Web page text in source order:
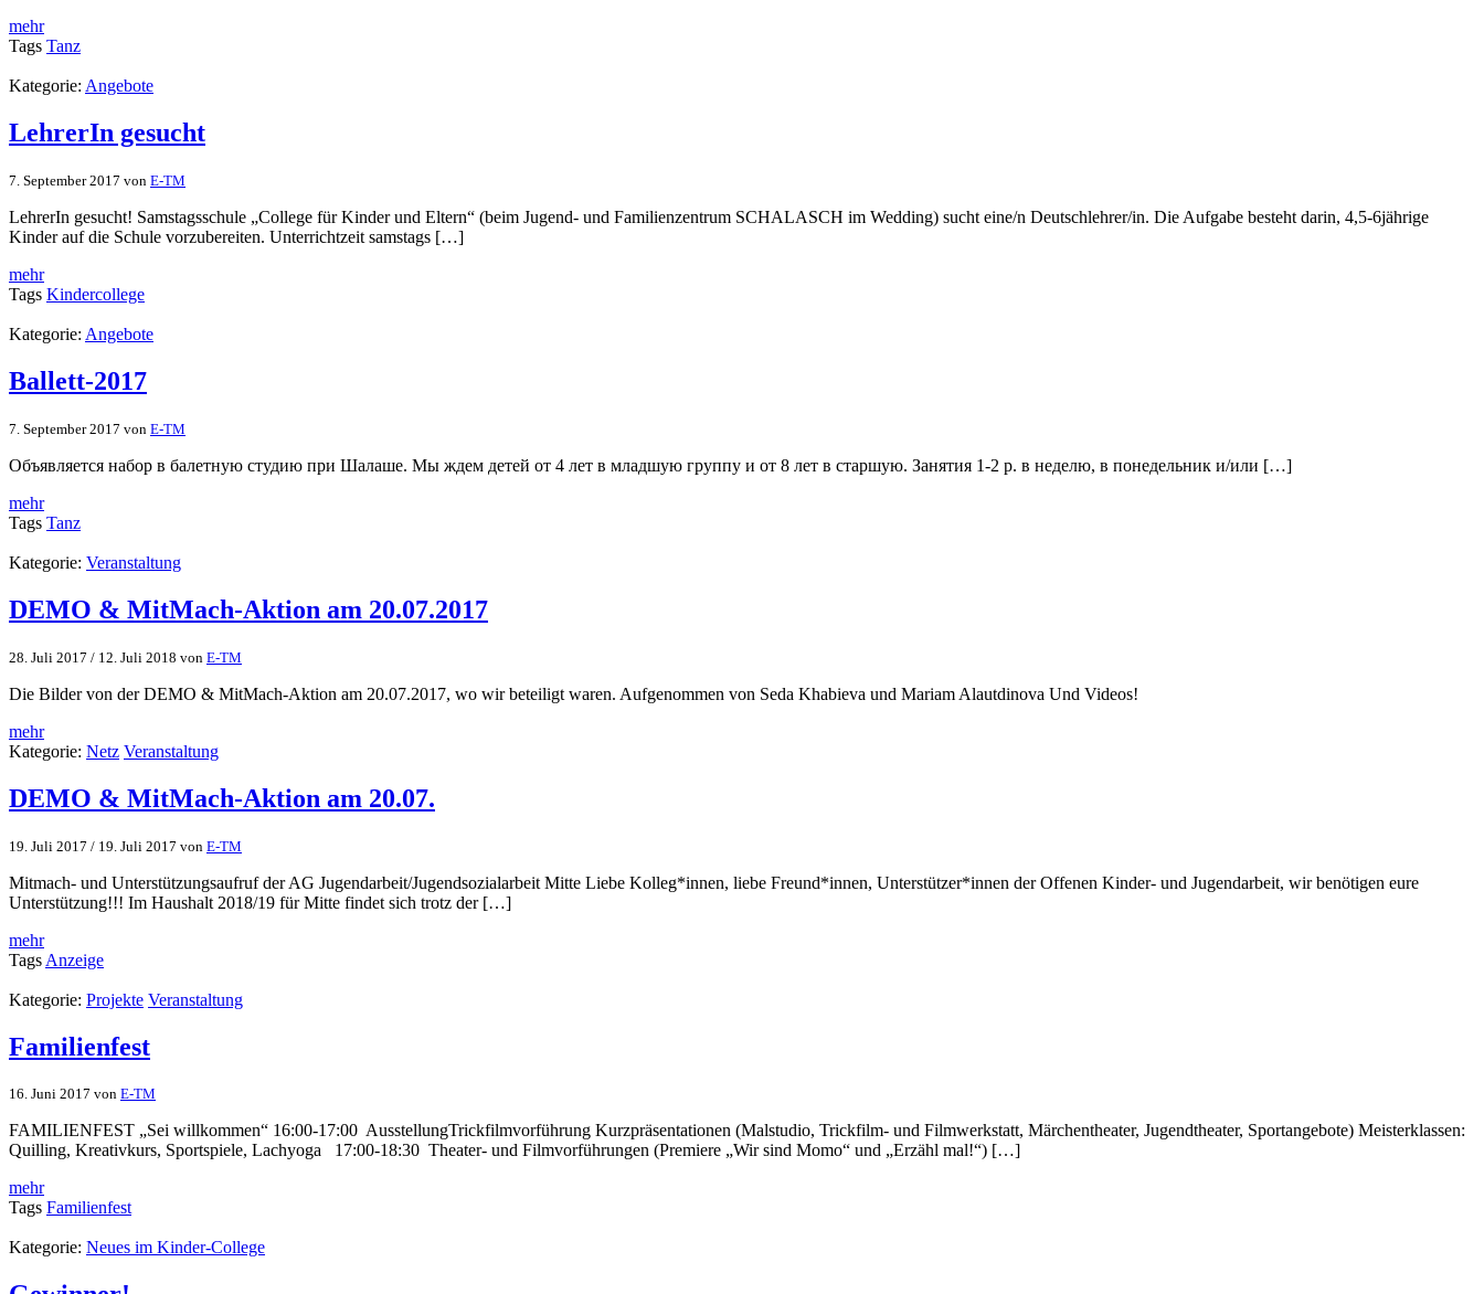
mehr
Tags Tanz
Kategorie: Angebote
LehrerIn gesucht
7. September 2017 von E-TM
LehrerIn gesucht! Samstagsschule „College für Kinder und Eltern“ (beim Jugend- und Familienzentrum SCHALASCH im Wedding) sucht eine/n Deutschlehrer/in. Die Aufgabe besteht darin, 4,5-6jährige
Kinder auf die Schule vorzubereiten. Unterrichtzeit samstags […]
mehr
Tags Kindercollege
Kategorie: Angebote
Ballett-2017
7. September 2017 von E-TM
Объявляется набор в балетную студию при Шалаше. Мы ждем детей от 4 лет в младшую группу и от 8 лет в старшую. Занятия 1-2 р. в неделю, в понедельник и/или […]
mehr
Tags Tanz
Kategorie: Veranstaltung
DEMO & MitMach-Aktion am 20.07.2017
28. Juli 2017 / 12. Juli 2018 von E-TM
Die Bilder von der DEMO & MitMach-Aktion am 20.07.2017, wo wir beteiligt waren. Aufgenommen von Seda Khabieva und Mariam Alautdinova Und Videos!
mehr
Kategorie: Netz Veranstaltung
DEMO & MitMach-Aktion am 20.07.
19. Juli 2017 / 19. Juli 2017 von E-TM
Mitmach- und Unterstützungsaufruf der AG Jugendarbeit/Jugendsozialarbeit Mitte Liebe Kolleg*innen, liebe Freund*innen, Unterstützer*innen der Offenen Kinder- und Jugendarbeit, wir benötigen eure
Unterstützung!!! Im Haushalt 2018/19 für Mitte findet sich trotz der […]
mehr
Tags Anzeige
Kategorie: Projekte Veranstaltung
Familienfest
16. Juni 2017 von E-TM
FAMILIENFEST „Sei willkommen“ 16:00-17:00 AusstellungTrickfilmvorführung Kurzpräsentationen (Malstudio, Trickfilm- und Filmwerkstatt, Märchentheater, Jugendtheater, Sportangebote) Meisterklassen:
Quilling, Kreativkurs, Sportspiele, Lachyoga 17:00-18:30 Theater- und Filmvorführungen (Premiere „Wir sind Momo“ und „Erzähl mal!“) […]
mehr
Tags Familienfest
Kategorie: Neues im Kinder-College